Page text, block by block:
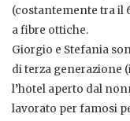
(costantemente tra il
a fibre ottiche.
Giorgio e Stefania
di terza generazione
l’hotel aperto dal
lavorato per famosi